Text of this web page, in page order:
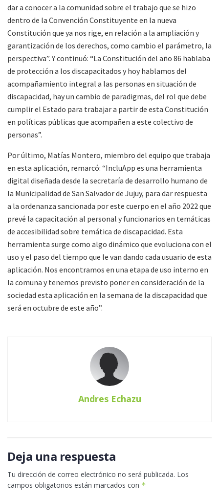
dar a conocer a la comunidad sobre el trabajo que se hizo
dentro de la Convención Constituyente en la nueva
Constitución que ya nos rige, en relación a la ampliación y
garantización de los derechos, como cambio el parámetro, la
perspectiva”. Y continuó: “La Constitución del año 86 hablaba
de protección a los discapacitados y hoy hablamos del
acompañamiento integral a las personas en situación de
discapacidad, hay un cambio de paradigmas, del rol que debe
cumplir el Estado para trabajar a partir de esta Constitución
en políticas públicas que acompañen a este colectivo de
personas”.
Por último, Matías Montero, miembro del equipo que trabaja
en esta aplicación, remarcó: “IncluApp es una herramienta
digital diseñada desde la secretaría de desarrollo humano de
la Municipalidad de San Salvador de Jujuy, para dar respuesta
a la ordenanza sancionada por este cuerpo en el año 2022 que
prevé la capacitación al personal y funcionarios en temáticas
de accesibilidad sobre temática de discapacidad. Esta
herramienta surge como algo dinámico que evoluciona con el
uso y el paso del tiempo que le van dando cada usuario de esta
aplicación. Nos encontramos en una etapa de uso interno en
la comuna y tenemos previsto poner en consideración de la
sociedad esta aplicación en la semana de la discapacidad que
será en octubre de este año”.
Andres Echazu
Deja una respuesta
Tu dirección de correo electrónico no será publicada. Los
campos obligatorios están marcados con *